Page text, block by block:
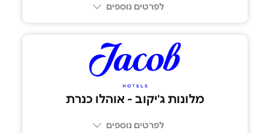
לפרטים נוספים
מלונות ג'יקוב - אוהלו כנרת
לפרטים נוספים